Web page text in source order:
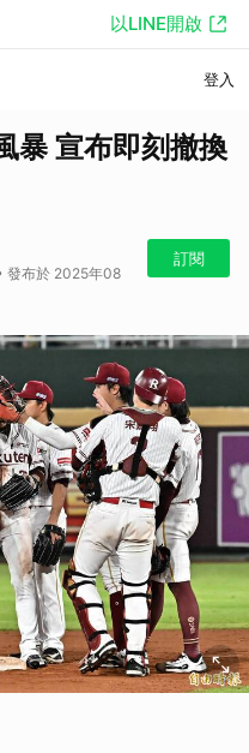
以LINE開啟
登入
暴 宣布即刻撤換
發布於 2025年08
訂閱